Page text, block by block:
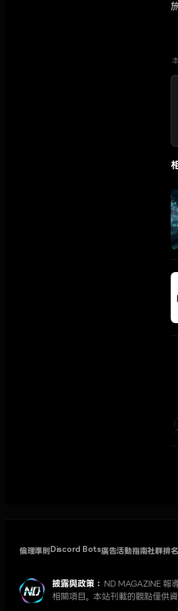
倫理準則 Discord Bots廣告活動指南社群排名
披露與政策：
ND MAGAZINE 報
相關項目。本站刊載的觀點僅供